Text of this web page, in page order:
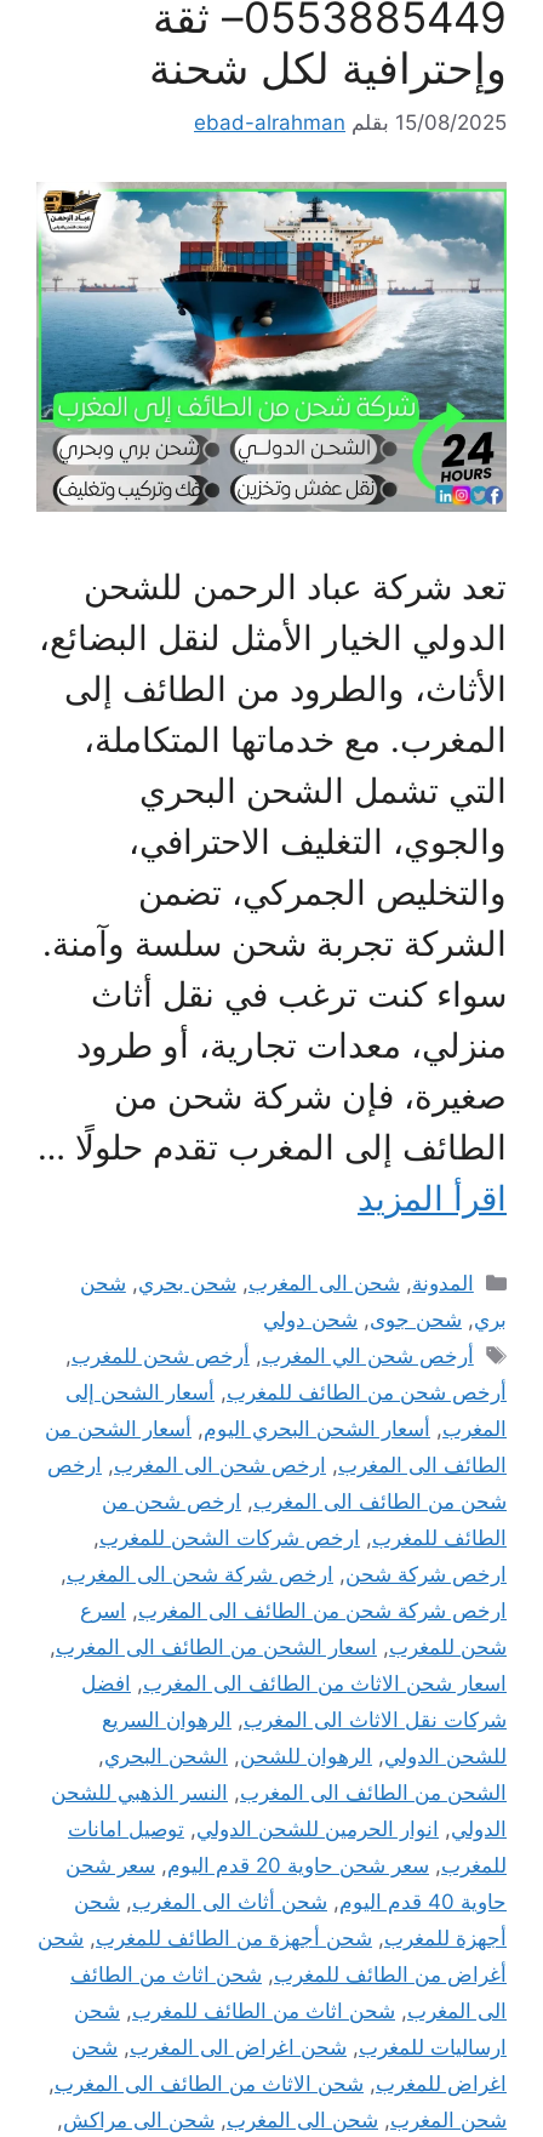
0553885449– ثقة
وإحترافية لكل شحنة
15/08/2025 بقلم ebad-alrahman
تعد شركة عباد الرحمن للشحن
الدولي الخيار الأمثل لنقل البضائع،
الأثاث، والطرود من الطائف إلى
المغرب. مع خدماتها المتكاملة،
التي تشمل الشحن البحري
والجوي، التغليف الاحترافي،
والتخليص الجمركي، تضمن
الشركة تجربة شحن سلسة وآمنة.
سواء كنت ترغب في نقل أثاث
منزلي، معدات تجارية، أو طرود
صغيرة، فإن شركة شحن من
الطائف إلى المغرب تقدم حلولًا …
اقرأ المزيد
التصنيفات
المدونة, شحن الى المغرب, شحن بحري, شحن
بري, شحن جوى, شحن دولي
الوسوم
أرخص شحن الي المغرب, أرخص شحن للمغرب,
أرخص شحن من الطائف للمغرب, أسعار الشحن إلى
المغرب, أسعار الشحن البحري اليوم, أسعار الشحن من
الطائف الى المغرب, ارخص شحن الى المغرب, ارخص
شحن من الطائف الى المغرب, ارخص شحن من
الطائف للمغرب, ارخص شركات الشحن للمغرب,
ارخص شركة شحن, ارخص شركة شحن الى المغرب,
ارخص شركة شحن من الطائف الى المغرب, اسرع
شحن للمغرب, اسعار الشحن من الطائف الى المغرب,
اسعار شحن الاثاث من الطائف الى المغرب, افضل
شركات نقل الاثاث الى المغرب, الرهوان السريع
للشحن الدولي, الرهوان للشحن, الشحن البحري,
الشحن من الطائف الى المغرب, النسر الذهبي للشحن
الدولي, انوار الحرمين للشحن الدولي, توصيل امانات
للمغرب, سعر شحن حاوية 20 قدم اليوم , سعر شحن
حاوية 40 قدم اليوم
, شحن أثاث الى المغرب, شحن
أجهزة للمغرب, شحن أجهزة من الطائف للمغرب, شحن
أغراض من الطائف للمغرب, شحن اثاث من الطائف
الى المغرب, شحن اثاث من الطائف للمغرب, شحن
ارساليات للمغرب, شحن اغراض الى المغرب, شحن
اغراض للمغرب, شحن الاثاث من الطائف الى المغرب,
شحن المغرب, شحن الى المغرب, شحن الى مراكش,